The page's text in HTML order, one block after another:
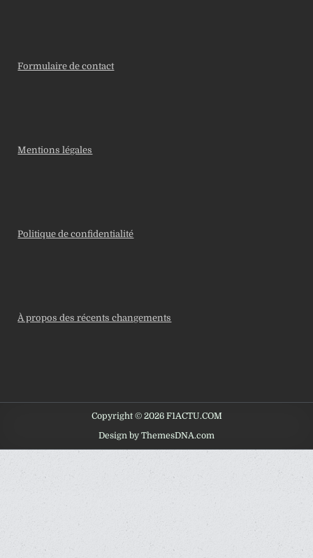
Formulaire de contact
Mentions légales
Politique de confidentialité
À propos des récents changements
Copyright © 2026 F1ACTU.COM
Design by ThemesDNA.com